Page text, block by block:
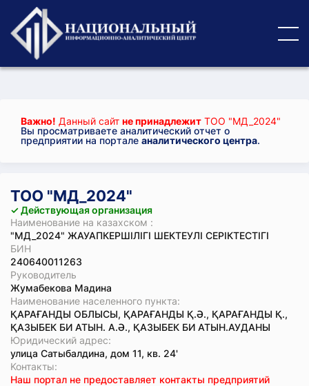
Важно! Данный сайт не принадлежит ТОО "МД_2024"
Вы просматриваете аналитический отчет о
предприятии на портале аналитического центра.
ТОО "МД_2024"
✓ Действующая организация
Наименование на казахском :
"МД_2024" ЖАУАПКЕРШІЛІГІ ШЕКТЕУЛІ СЕРІКТЕСТІГІ
БИН
240640011263
Руководитель
Жумабекова Мадина
Наименование населенного пункта:
ҚАРАҒАНДЫ ОБЛЫСЫ, ҚАРАҒАНДЫ Қ.Ә., ҚАРАҒАНДЫ Қ.,
ҚАЗЫБЕК БИ АТЫН. А.Ә., ҚАЗЫБЕК БИ АТЫН.АУДАНЫ
Юридический адрес:
улица Сатыбалдина, дом 11, кв. 24'
Koнтaкты:
Наш портал не предоставляет контакты предприятий